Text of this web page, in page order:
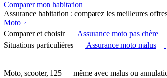
Comparer mon habitation
Assurance habitation : comparez les meilleures
Moto
Comparer et choisir
Assurance moto pas chère
Situations particulières
Assurance moto malus
Moto, scooter, 125 — même avec malus ou